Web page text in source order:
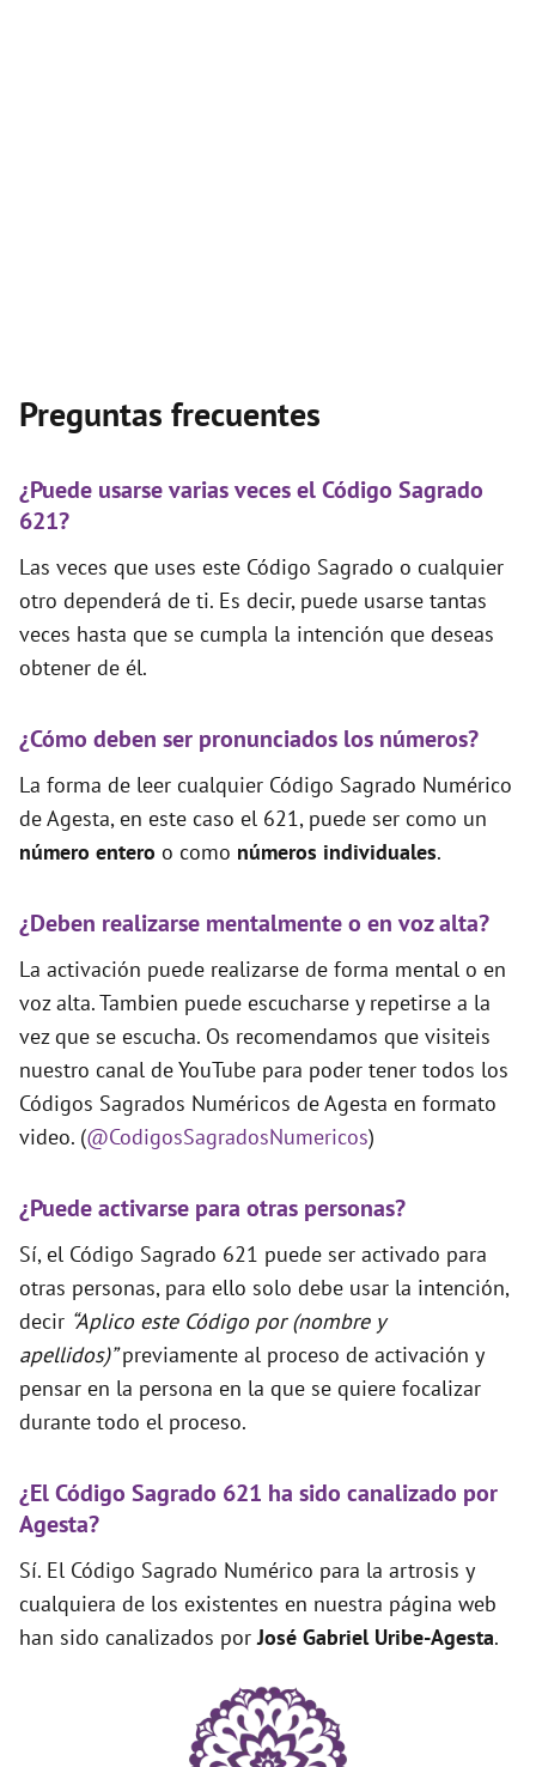
Preguntas frecuentes
¿Puede usarse varias veces el Código Sagrado
621?
Las veces que uses este Código Sagrado o cualquier
otro dependerá de ti. Es decir, puede usarse tantas
veces hasta que se cumpla la intención que deseas
obtener de él.
¿Cómo deben ser pronunciados los números?
La forma de leer cualquier Código Sagrado Numérico
de Agesta, en este caso el 621, puede ser como un
número entero o como números individuales.
¿Deben realizarse mentalmente o en voz alta?
La activación puede realizarse de forma mental o en
voz alta. Tambien puede escucharse y repetirse a la
vez que se escucha. Os recomendamos que visiteis
nuestro canal de YouTube para poder tener todos los
Códigos Sagrados Numéricos de Agesta en formato
video. (@CodigosSagradosNumericos)
¿Puede activarse para otras personas?
Sí, el Código Sagrado 621 puede ser activado para
otras personas, para ello solo debe usar la intención,
decir “Aplico este Código por (nombre y
apellidos)”previamente al proceso de activación y
pensar en la persona en la que se quiere focalizar
durante todo el proceso.
¿El Código Sagrado 621 ha sido canalizado por
Agesta?
Sí. El Código Sagrado Numérico para la artrosis y
cualquiera de los existentes en nuestra página web
han sido canalizados porJosé Gabriel Uribe-Agesta.